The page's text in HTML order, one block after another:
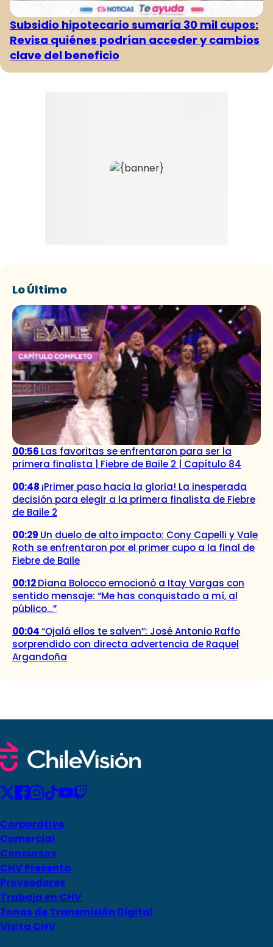
Subsidio hipotecario sumaría 30 mil cupos:
Revisa quiénes podrían acceder y cambios
clave del beneficio
Lo Último
00:56 Las favoritas se enfrentaron para ser la
primera finalista | Fiebre de Baile 2 | Capítulo 84
00:48 ¡Primer paso hacia la gloria! La inesperada
decisión para elegir a la primera finalista de Fiebre
de Baile 2
00:29 Un duelo de alto impacto: Cony Capelli y Vale
Roth se enfrentaron por el primer cupo a la final de
Fiebre de Baile
00:12Diana Bolocco emocionó a Itay Vargas con
sentido mensaje: “Me has conquistado a mí, al
público…”
00:04“Ojalá ellos te salven”: José Antonio Raffo
sorprendido con directa advertencia de Raquel
Argandoña
Corporativo
Comercial
Concursos
CHV Presenta
Proveedores
Trabaja en CHV
Zonas de Transmisión Digital
Visita CHV